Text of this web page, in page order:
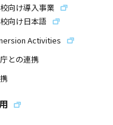
向け導入事業
向け日本語
Activities
との連携